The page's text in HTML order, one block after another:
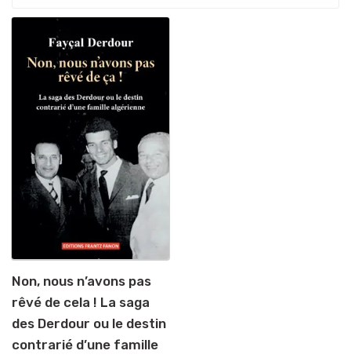
Non, nous n’avons pas
rêvé de cela ! La saga
des Derdour ou le destin
contrarié d’une famille